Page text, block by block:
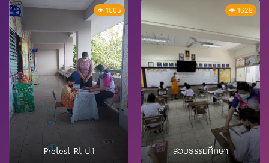
1665
Pretest Rt ป.1
1628
สอบธรรมศึกษา